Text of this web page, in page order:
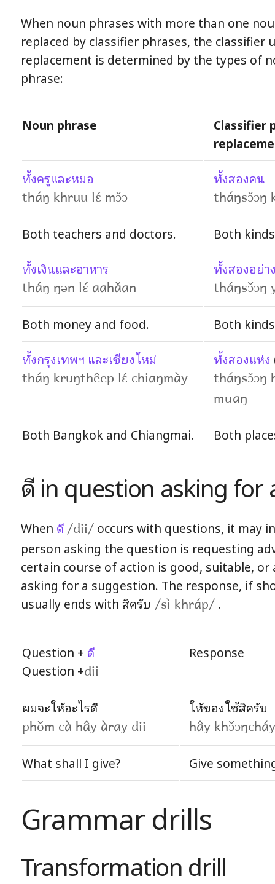
When noun phrases with more than one
replaced by classifier phrases, the classifier
replacement is determined by the types of
phrase:
Noun phrase
Classifier
ทั้งครูและหมอ
tháŋ khruu lɛ́ mɔ̌ɔ
ทั้งสองคน
tháŋsɔ̌ɔŋ
Both teachers and doctors. Both
ทั้งเงินและอาหาร
tháŋ ŋən lɛ́ aahǎan
ทั้งสองอย่า
tháŋsɔ̌ɔŋ
Both money and food. Both
ทั้งกรุงเทพฯ และเชียงใหม่
tháŋ kruŋthêep lɛ́ chiaŋmày
ทั้งสองแห่ง
tháŋsɔ̌ɔŋ
mʉaŋ
Both Bangkok and Chiangmai. Both
ดี in question asking for
When ดี /dii/occurs with questions, it may
person asking the question is requesting
certain course of action is good, suitable, or
asking for a suggestion. The response, if
usually ends with สิครับ /sì khráp/.
Question + ดี
Question +dii
Response
ผมจะให้อะไรดี
phǒm cà hây àray dii
ให้ของใช้สิครับ
hây
What shall I give? Give
Grammar drills
Transformation drill